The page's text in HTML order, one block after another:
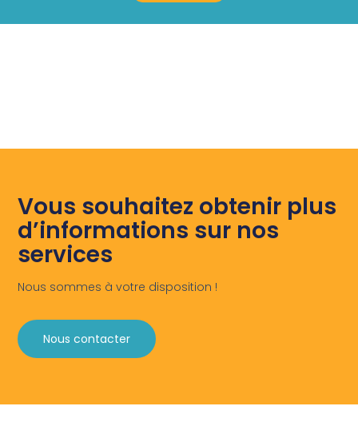
Vous souhaitez obtenir plus
d’informations sur nos
services
Nous sommes à votre disposition !
Nous contacter